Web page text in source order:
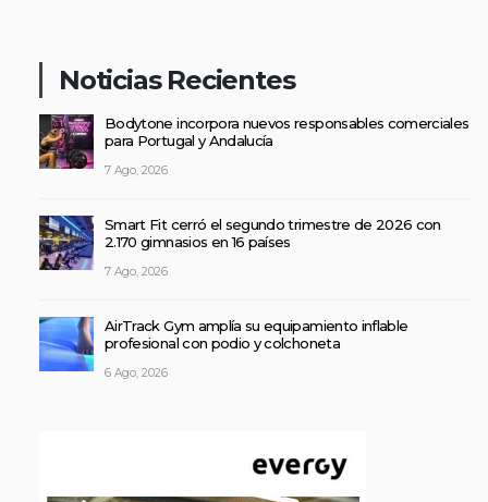
Noticias Recientes
Bodytone incorpora nuevos responsables comerciales
para Portugal y Andalucía
7 Ago, 2026
Smart Fit cerró el segundo trimestre de 2026 con
2.170 gimnasios en 16 países
7 Ago, 2026
AirTrack Gym amplía su equipamiento inflable
profesional con podio y colchoneta
6 Ago, 2026